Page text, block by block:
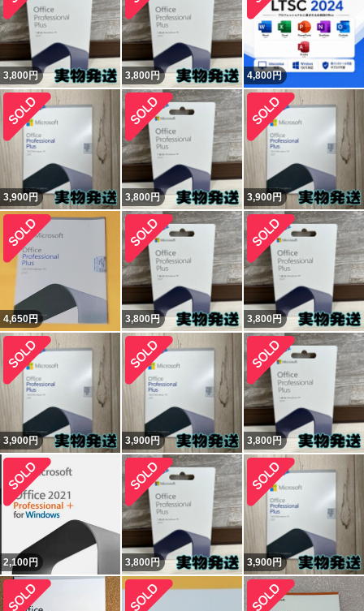
3,800円 3,800円 4,800円
3,900円 3,800円 3,900円
4,650円 3,800円 3,800円
3,900円 3,900円 3,800円
2,100円 3,800円 3,900円